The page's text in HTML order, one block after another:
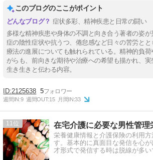
このブログのここがポイント
症状多彩、精神疾患と日常の闘い
多様な精神疾患や身体の不調と向き合う著者の姿
症の陰性症状や抗うつ、倦怠感など日々の苦労と
療法の進展についても触れられている。精神的負
がらも、前向きな期待や治療への希望も描かれ、
生き生きと伝わる内容。
2125638 5
週間IN:9 週間OUT:15 月間IN:33
11
栄養健康情報と介護保険の利用
す。基本的に真面目な発信を心
才形式で発信する時は脱線が多い